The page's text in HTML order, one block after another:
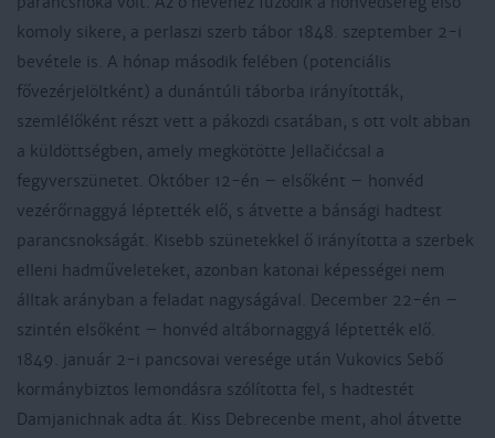
komoly sikere, a perlaszi szerb tábor 1848. szeptember 2-i
bevétele is. A hónap második felében (potenciális
fővezérjelöltként) a dunántúli táborba irányították,
szemlélőként részt vett a pákozdi csatában, s ott volt abban
a küldöttségben, amely megkötötte Jellačićcsal a
fegyverszünetet. Október 12-én – elsőként – honvéd
vezérőrnaggyá léptették elő, s átvette a bánsági hadtest
parancsnokságát. Kisebb szünetekkel ő irányította a szerbek
elleni hadműveleteket, azonban katonai képességei nem
álltak arányban a feladat nagyságával. December 22-én –
szintén elsőként – honvéd altábornaggyá léptették elő.
1849. január 2-i pancsovai veresége után Vukovics Sebő
kormánybiztos lemondásra szólította fel, s hadtestét
Damjanichnak adta át. Kiss Debrecenbe ment, ahol átvette